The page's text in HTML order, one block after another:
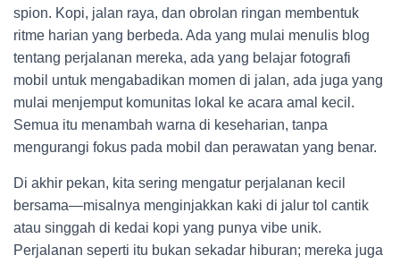
spion. Kopi, jalan raya, dan obrolan ringan membentuk
ritme harian yang berbeda. Ada yang mulai menulis blog
tentang perjalanan mereka, ada yang belajar fotografi
mobil untuk mengabadikan momen di jalan, ada juga yang
mulai menjemput komunitas lokal ke acara amal kecil.
Semua itu menambah warna di keseharian, tanpa
mengurangi fokus pada mobil dan perawatan yang benar.
Di akhir pekan, kita sering mengatur perjalanan kecil
bersama—misalnya menginjakkan kaki di jalur tol cantik
atau singgah di kedai kopi yang punya vibe unik.
Perjalanan seperti itu bukan sekadar hiburan; mereka juga